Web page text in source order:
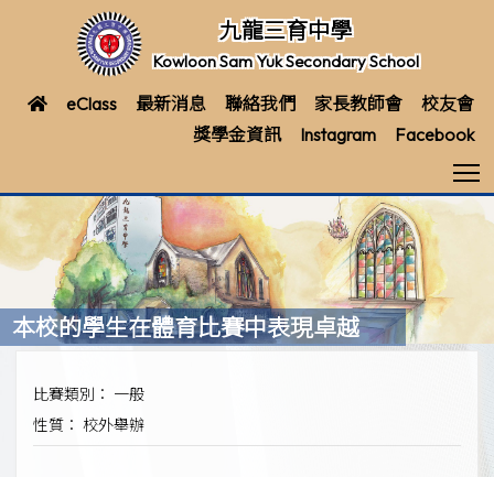
九龍三育中學
Kowloon Sam Yuk Secondary School
eClass 最新消息 聯絡我們 家長教師會
校友會
獎學金資訊
Instagram Facebook
本校的學生在體育比賽中表現卓越
比賽類別： 一般
性質： 校外舉辦